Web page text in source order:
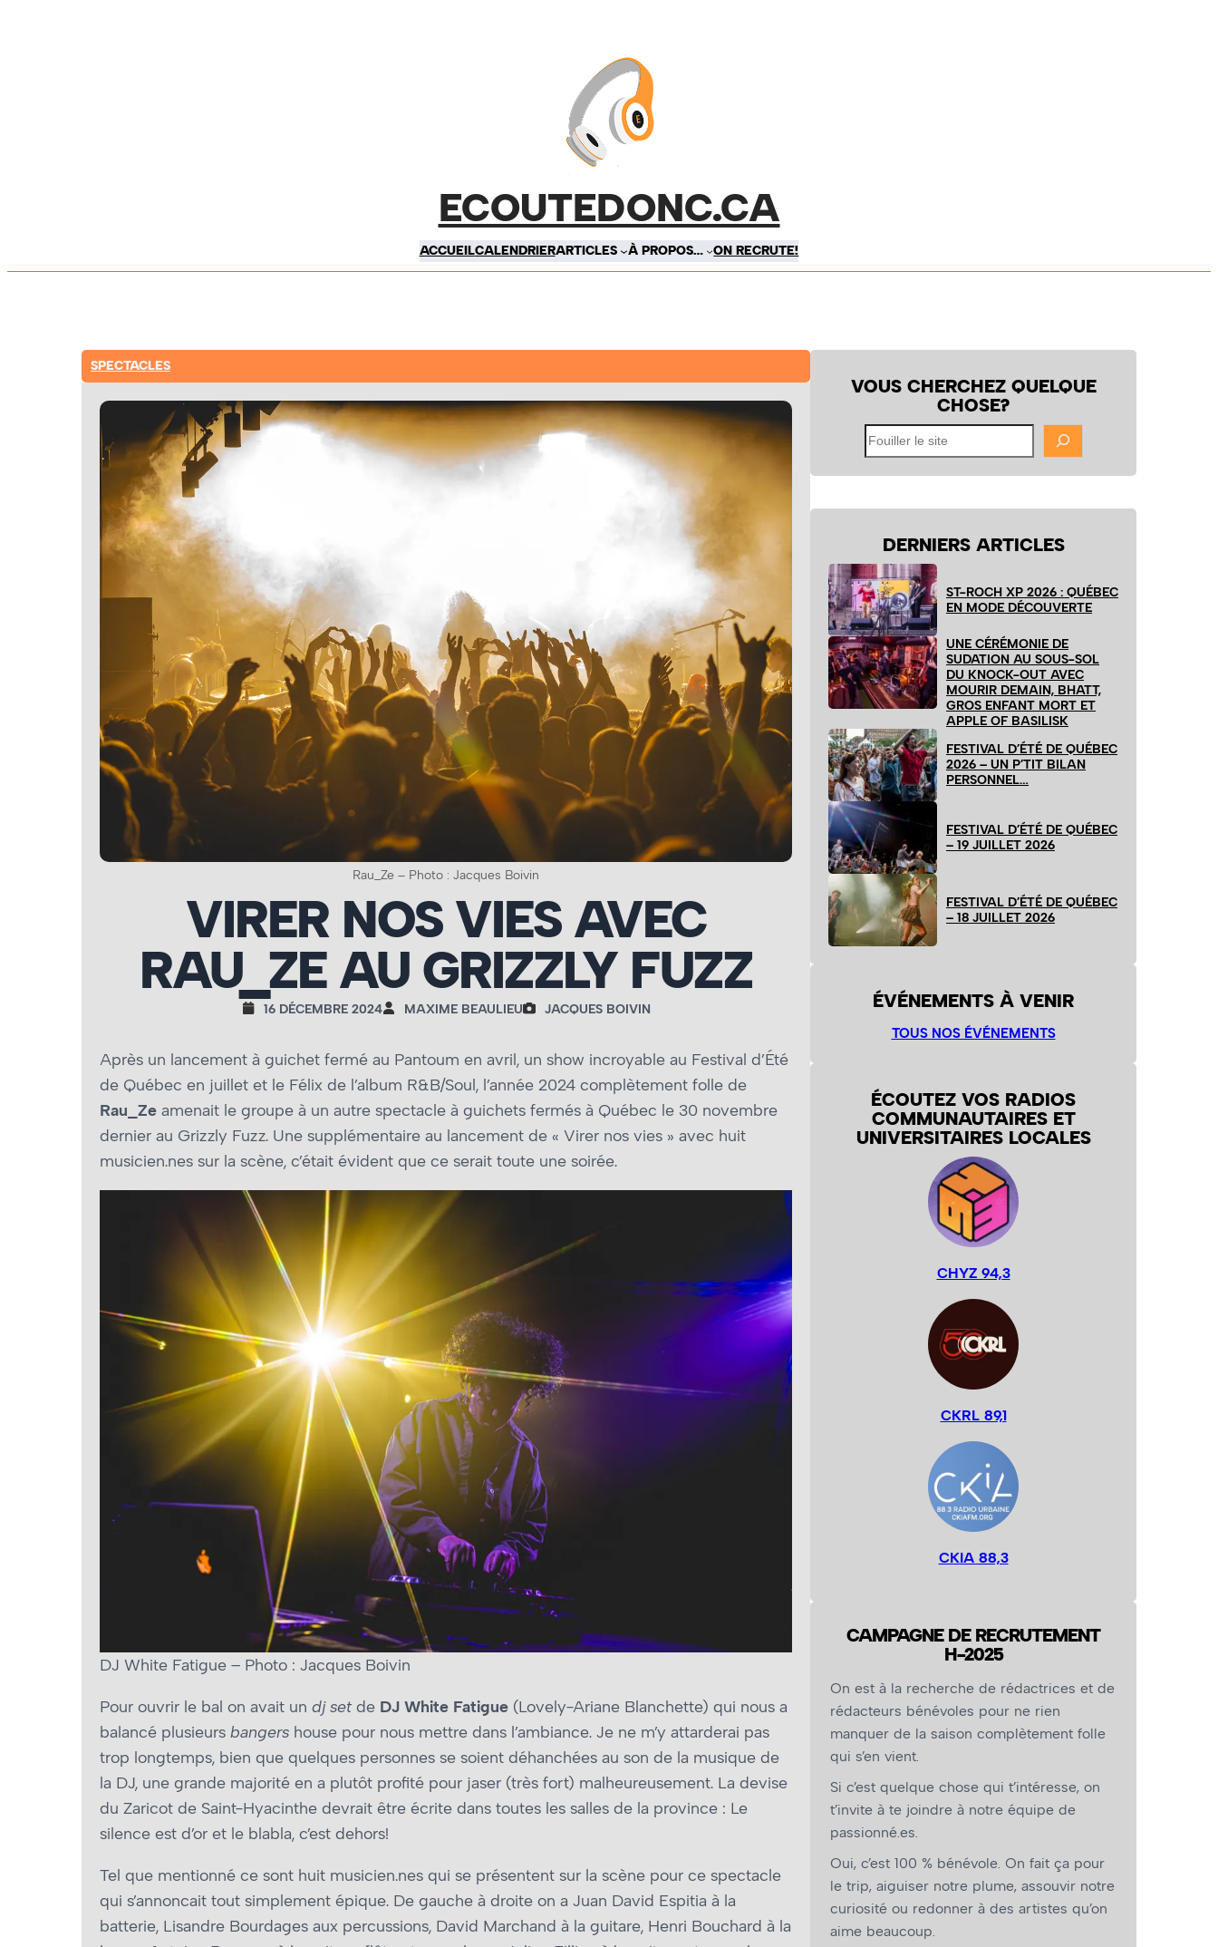
ECOUTEDONC.CA
ACCUEILCALENDRIERARTICLES À PROPOS… ON RECRUTE!
SPECTACLES
Rau_Ze – Photo : Jacques Boivin
VIRER NOS VIES AVEC
RAU_ZE AU GRIZZLY FUZZ
16 DÉCEMBRE 2024 MAXIME BEAULIEU JACQUES BOIVIN
Après un lancement à guichet fermé au Pantoum en avril, un show incroyable au Festival d’Été
de Québec en juillet et le Félix de l’album R&B/Soul, l’année 2024 complètement folle de
Rau_Ze amenait le groupe à un autre spectacle à guichets fermés à Québec le 30 novembre
dernier au Grizzly Fuzz. Une supplémentaire au lancement de « Virer nos vies » avec huit
musicien.nes sur la scène, c’était évident que ce serait toute une soirée.
DJ White Fatigue – Photo : Jacques Boivin
Pour ouvrir le bal on avait un dj setde DJ White Fatigue (Lovely-Ariane Blanchette) qui nous a
balancé plusieurs bangers house pour nous mettre dans l’ambiance. Je ne m’y attarderai pas
trop longtemps, bien que quelques personnes se soient déhanchées au son de la musique de
la DJ, une grande majorité en a plutôt profité pour jaser (très fort) malheureusement. La devise
du Zaricot de Saint-Hyacinthe devrait être écrite dans toutes les salles de la province : Le
silence est d’or et le blabla, c’est dehors!
Tel que mentionné ce sont huit musicien.nes qui se présentent sur la scène pour ce spectacle
qui s’annoncait tout simplement épique. De gauche à droite on a Juan David Espitia à la
batterie, Lisandre Bourdages aux percussions, David Marchand à la guitare, Henri Bouchard à la
VOUS CHERCHEZ QUELQUE
CHOSE?
Fouiller
le
site
DERNIERS ARTICLES
ST-ROCH XP 2026 : QUÉBEC
EN MODE DÉCOUVERTE
UNE CÉRÉMONIE DE
SUDATION AU SOUS-SOL
DU KNOCK-OUT AVEC
MOURIR DEMAIN, BHATT,
GROS ENFANT MORT ET
APPLE OF BASILISK
FESTIVAL D’ÉTÉ DE QUÉBEC
2026 – UN P’TIT BILAN
PERSONNEL…
FESTIVAL D’ÉTÉ DE QUÉBEC
– 19 JUILLET 2026
FESTIVAL D’ÉTÉ DE QUÉBEC
– 18 JUILLET 2026
ÉVÉNEMENTS À VENIR
TOUS NOS ÉVÉNEMENTS
ÉCOUTEZ VOS RADIOS
COMMUNAUTAIRES ET
UNIVERSITAIRES LOCALES
CHYZ 94,3
CKRL 89,1
CKIA 88,3
CAMPAGNE DE RECRUTEMENT
H-2025
On est à la recherche de rédactrices et de
rédacteurs bénévoles pour ne rien
manquer de la saison complètement folle
qui s’en vient.
Si c’est quelque chose qui t’intéresse, on
t’invite à te joindre à notre équipe de
passionné.es.
Oui, c’est 100 % bénévole. On fait ça pour
le trip, aiguiser notre plume, assouvir notre
curiosité ou redonner à des artistes qu’on
aime beaucoup.